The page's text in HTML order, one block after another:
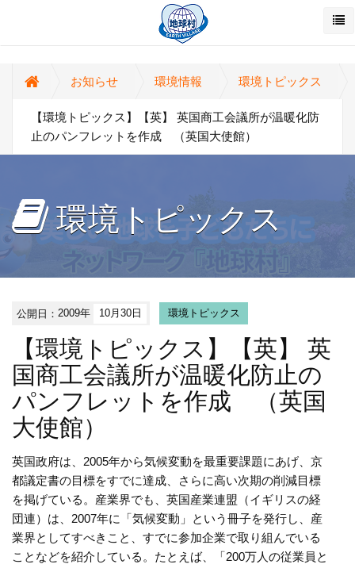
お知らせ 環境情報 環境トピックス
【環境トピックス】【英】 英国商工会議所が温暖化防
止のパンフレットを作成 （英国大使館）
環境トピックス
公開日：2009年 10月30日 環境トピックス
【環境トピックス】【英】 英
国商工会議所が温暖化防止の
パンフレットを作成 （英国
大使館）
英国政府は、2005年から気候変動を最重要課題にあげ、京
都議定書の目標をすでに達成、さらに高い次期の削減目標
を掲げている。産業界でも、英国産業連盟（イギリスの経
団連）は、2007年に「気候変動」という冊子を発行し、産
業界としてすべきこと、すでに参加企業で取り組んでいる
ことなどを紹介している。たとえば、「200万人の従業員と